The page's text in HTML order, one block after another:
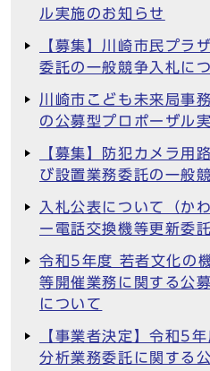
ル実施のお知らせ
【募集】川崎市民プラ
委託の一般競争入札に
川崎市こども未来局事
の公募型プロポーザル
【募集】防犯カメラ用
び設置業務委託の一般
入札公表について（か
ー電話交換機等更新委託
令和5年度 若者文化の
等開催業務に関する公
について
【事業者決定】令和5
分析業務委託に関する